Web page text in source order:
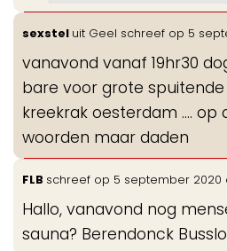
sexstel uit Geel schreef op 5
vanavond vanaf 19hr30
bare voor grote spuitende
kreekrak oesterdam .... op
woorden maar daden
FLB schreef op 5 september 2020
Hallo, vanavond nog
sauna? Berendonck